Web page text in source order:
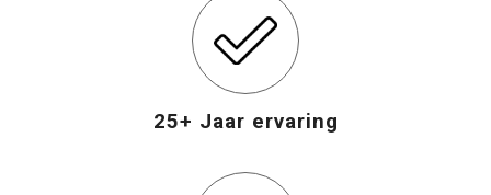
25+ Jaar ervaring